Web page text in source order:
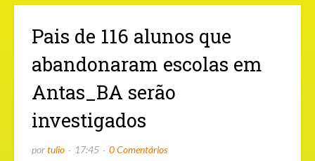
Pais de 116 alunos que
abandonaram escolas em
Antas_BA serão
investigados
portulio 17:45 0 Comentários